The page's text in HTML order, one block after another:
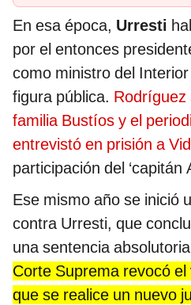
En esa época, Urresti
por el entonces
como ministro del
figura pública. Rodríguez
familia Bustíos y el
entrevistó en prisión a
participación del ‘capitán
Ese mismo año se inició
contra Urresti, que
una sentencia
Corte Suprema revocó
que se realice un nuevo